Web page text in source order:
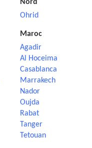
Nord
Ohrid
Maroc
Agadir
Al Hoceima
Casablanca
Marrakech
Nador
Oujda
Rabat
Tanger
Tetouan